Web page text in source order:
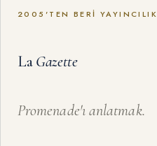
2005'TEN BERI YAYINCILIK
LaGazette
Promenade'ı anlatmak.